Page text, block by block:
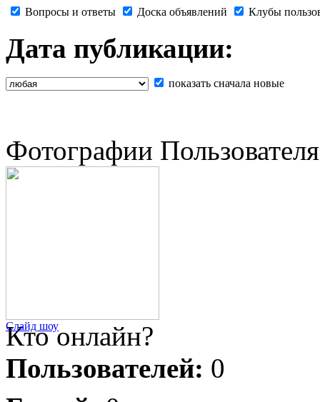
Вопросы и ответы
Доска объявлений Клубы
Дата публикации:
показать сначала новые
Фотографии Пользователя
Слайд шоу
Кто онлайн?
Пользователей: 0